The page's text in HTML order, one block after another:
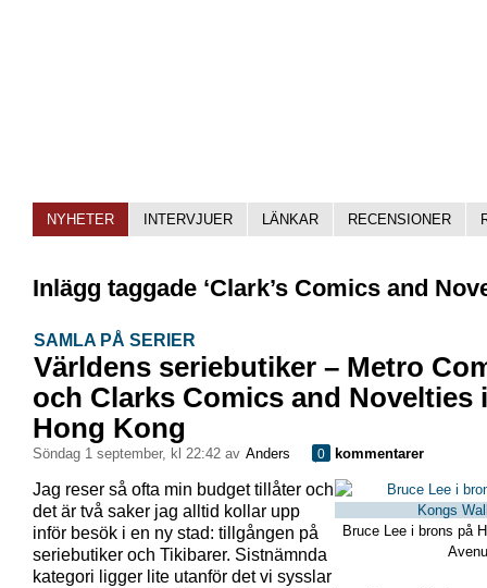
NYHETER INTERVJUER LÄNKAR RECENSIONER
Inlägg taggade ‘Clark’s Comics and
SAMLA PÅ SERIER
Världens seriebutiker – Metro
och Clarks Comics and Novelties i
Hong Kong
söndag 1 september, kl 22:42 av Anders 0 kommentarer
Bruce Lee i brons på
Jag reser så ofta min budget tillåter och
det är två saker jag alltid kollar upp
inför besök i en ny stad: tillgången på
seriebutiker och Tikibarer. Sistnämnda
kategori ligger lite utanför det vi sysslar